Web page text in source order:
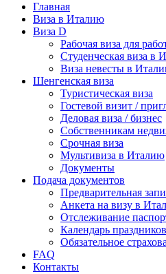
Главная
Виза в Италию
Виза D
Рабочая виза для
Студенческая виза в
Виза невесты в
Шенгенская виза
Туристическая виза
Гостевой визит /
Деловая виза / бизнес
Собственникам
Срочная виза
Мультивиза в Италию
Документы
Подача документов
Предварительная
Анкета на визу в
Отслеживание
Календарь праздников
Обязательное
FAQ
Контакты